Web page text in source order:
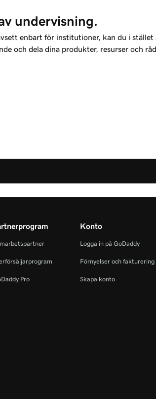
undervisning.
enbart för institutioner, kan du i stället
och dela dina produkter, resurser och råd.
Pro
Konto
Logga in på GoDaddy
Förnyelser och fakturering
Skapa konto